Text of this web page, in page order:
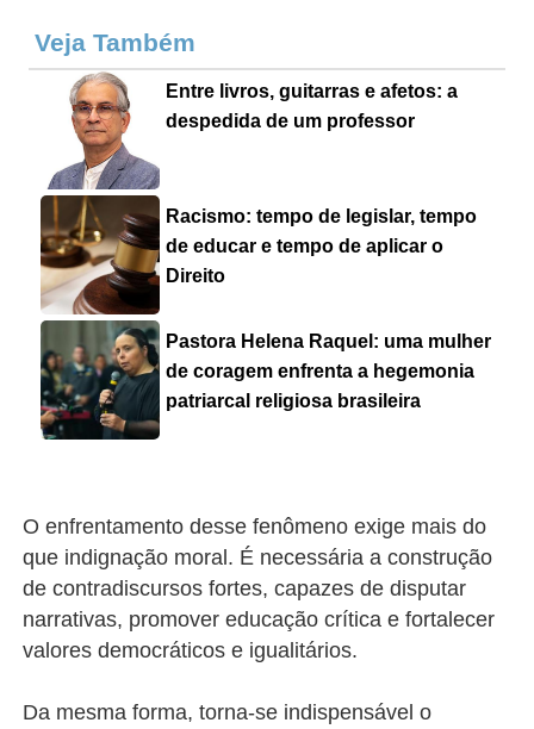
Veja Também
Entre livros, guitarras e afetos: a
despedida de um professor
Racismo: tempo de legislar, tempo
de educar e tempo de aplicar o
Direito
Pastora Helena Raquel: uma mulher
de coragem enfrenta a hegemonia
patriarcal religiosa brasileira
O enfrentamento desse fenômeno exige mais do
que indignação moral. É necessária a construção
de contradiscursos fortes, capazes de disputar
narrativas, promover educação crítica e fortalecer
valores democráticos e igualitários.
Da mesma forma, torna-se indispensável o